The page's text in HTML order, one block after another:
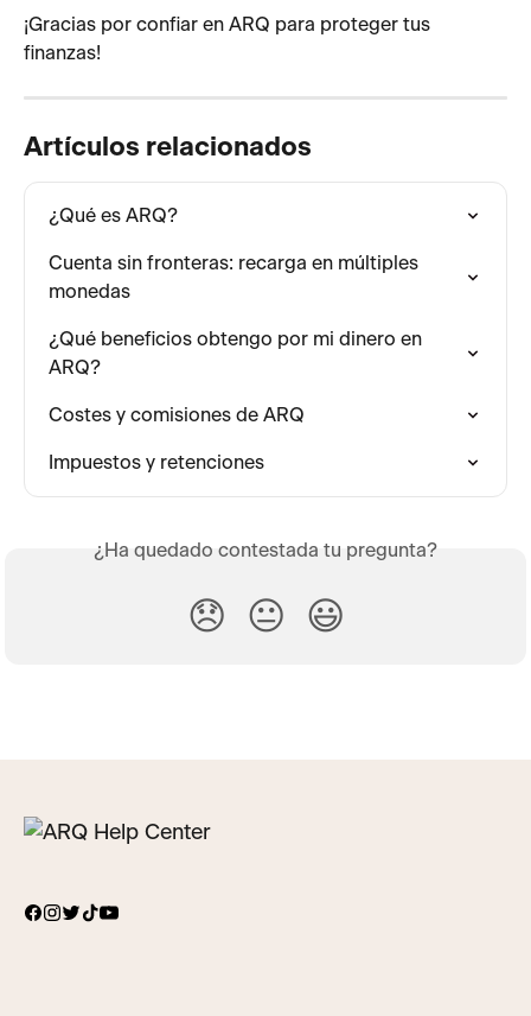
¡Gracias por confiar en ARQ para proteger tus
finanzas!
Artículos relacionados
¿Qué es ARQ?
Cuenta sin fronteras: recarga en múltiples
monedas
¿Qué beneficios obtengo por mi dinero en
ARQ?
Costes y comisiones de ARQ
Impuestos y retenciones
¿Ha quedado contestada tu pregunta?
😞 😐 😃